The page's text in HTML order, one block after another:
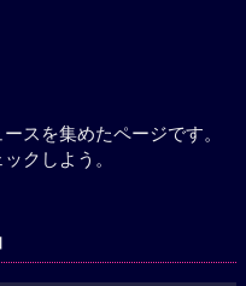
スを集めたページです。
クしよう。